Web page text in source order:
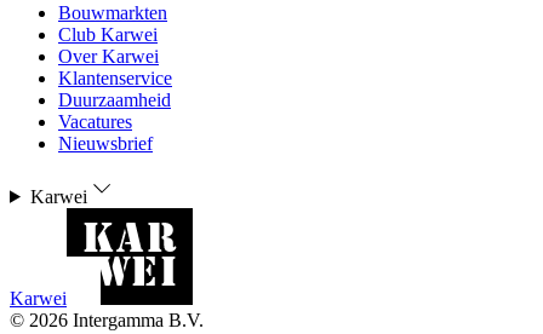
Bouwmarkten
Club Karwei
Over Karwei
Klantenservice
Duurzaamheid
Vacatures
Nieuwsbrief
Karwei
Karwei
© 2026 Intergamma B.V.